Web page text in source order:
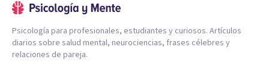
Psicología para profesionales, estudiantes y curiosos. Artículos
diarios sobre salud mental, neurociencias, frases célebres y
relaciones de pareja.